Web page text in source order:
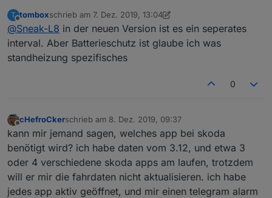
Batterieschutz aktiviert
Ich vermute, dass liegt an der automatischen
Wunsch eingebaut hat, weil selbst die App selbst
Das war aber wohl zu viel des Guten und führt zum
Abschalten. Danach kommen glaube ich (zumindest
aktuell bei mir) keine neuen Daten mehr. Auch nicht
nach Neustart und nicht in der App.
Daher habe ich tombox gebeten, das wieder
rauszunehmen oder nur z.B. alle Stunde zu machen.
T
Offline
tomboxschrieb am 7. Dez. 2019, 13:04
zuletzt editiert von tombox12. Juli 2019, 18:01
@Sneak-L8 in der neuen Version ist es ein seperates
interval. Aber Batterieschutz ist glaube ich was
standheizung spezifisches
0
Offline
cHefroCkerschrieb am 8. Dez. 2019, 09:37
zuletzt editiert von
kann mir jemand sagen, welches app bei skoda
benötigt wird? ich habe daten vom 3.12, und etwa 3
oder 4 verschiedene skoda apps am laufen, trotzdem
will er mir die fahrdaten nicht aktualisieren. ich habe
jedes app aktiv geöffnet, und mir einen telegram alarm